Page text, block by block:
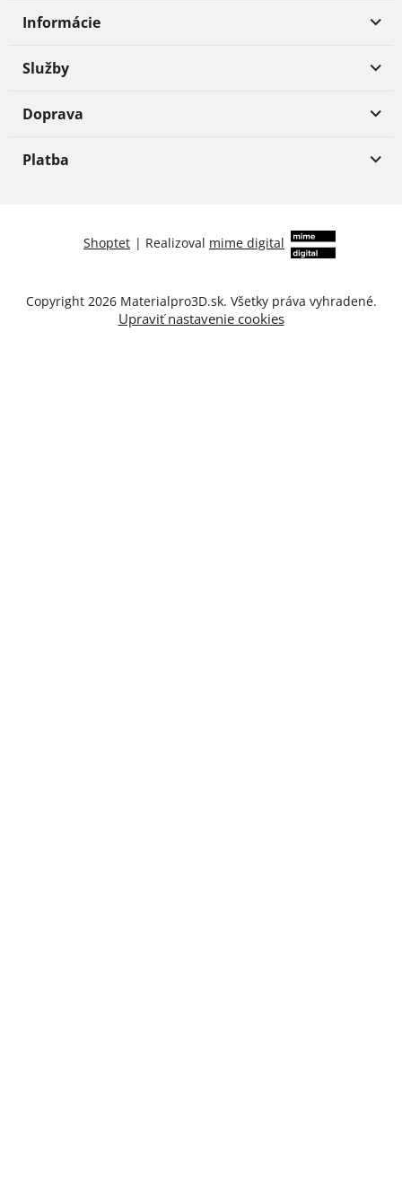
Informácie
Služby
Doprava
Platba
Shoptet | Realizoval mime digital
Copyright 2026 Materialpro3D.sk. Všetky práva vyhradené.
Upraviť nastavenie cookies